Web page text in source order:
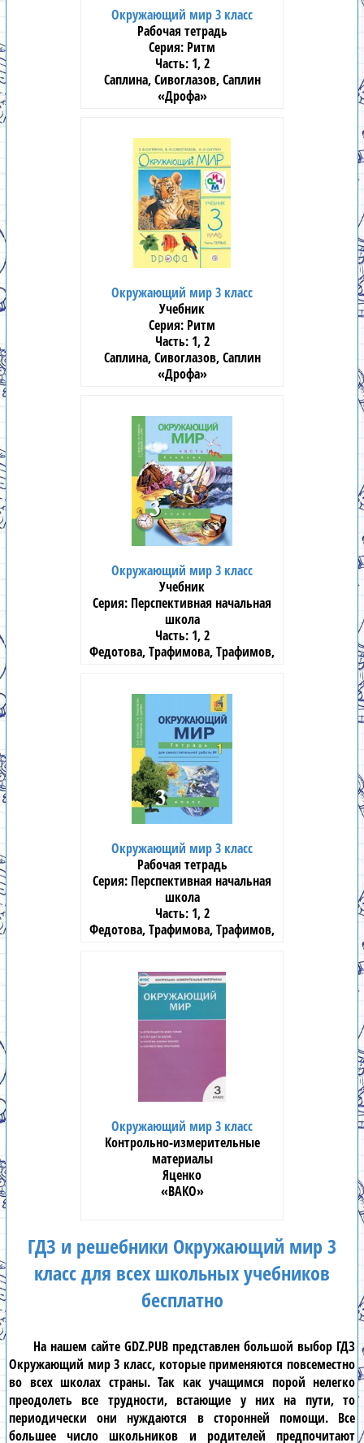
Окружающий мир 3 класс
Рабочая тетрадь
Ритм
1, 2
Саплина, Cивоглазов, Саплин
«Дрофа»
Окружающий мир 3 класс
Учебник
Ритм
1, 2
Саплина, Сивоглазов, Саплин
«Дрофа»
Окружающий мир 3 класс
Учебник
Перспективная начальная
школа
1, 2
Федотова, Трафимова, Трафимов,
Окружающий мир 3 класс
Рабочая тетрадь
Перспективная начальная
школа
1, 2
Федотова, Трафимова, Трафимов,
Окружающий мир 3 класс
Контрольно-измерительные
материалы
Яценко
«ВАКО»
ГДЗ и решебники Окружающий мир 3
класс для всех школьных учебников
бесплатно
На нашем сайте GDZ.PUB представлен большой выбор ГДЗ
Окружающий мир 3 класс, которые применяются повсеместно
во всех школах страны. Так как учащимся порой нелегко
преодолеть все трудности, встающие у них на пути, то
периодически они нуждаются в сторонней помощи. Все
большее число школьников и родителей предпочитают